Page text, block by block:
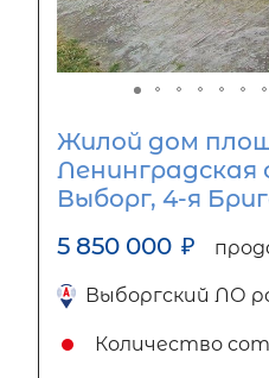
Жилой дом
Ленинградская
Выборг, 4-я
5 850 000 ₽
Выборгский ЛО
Количество